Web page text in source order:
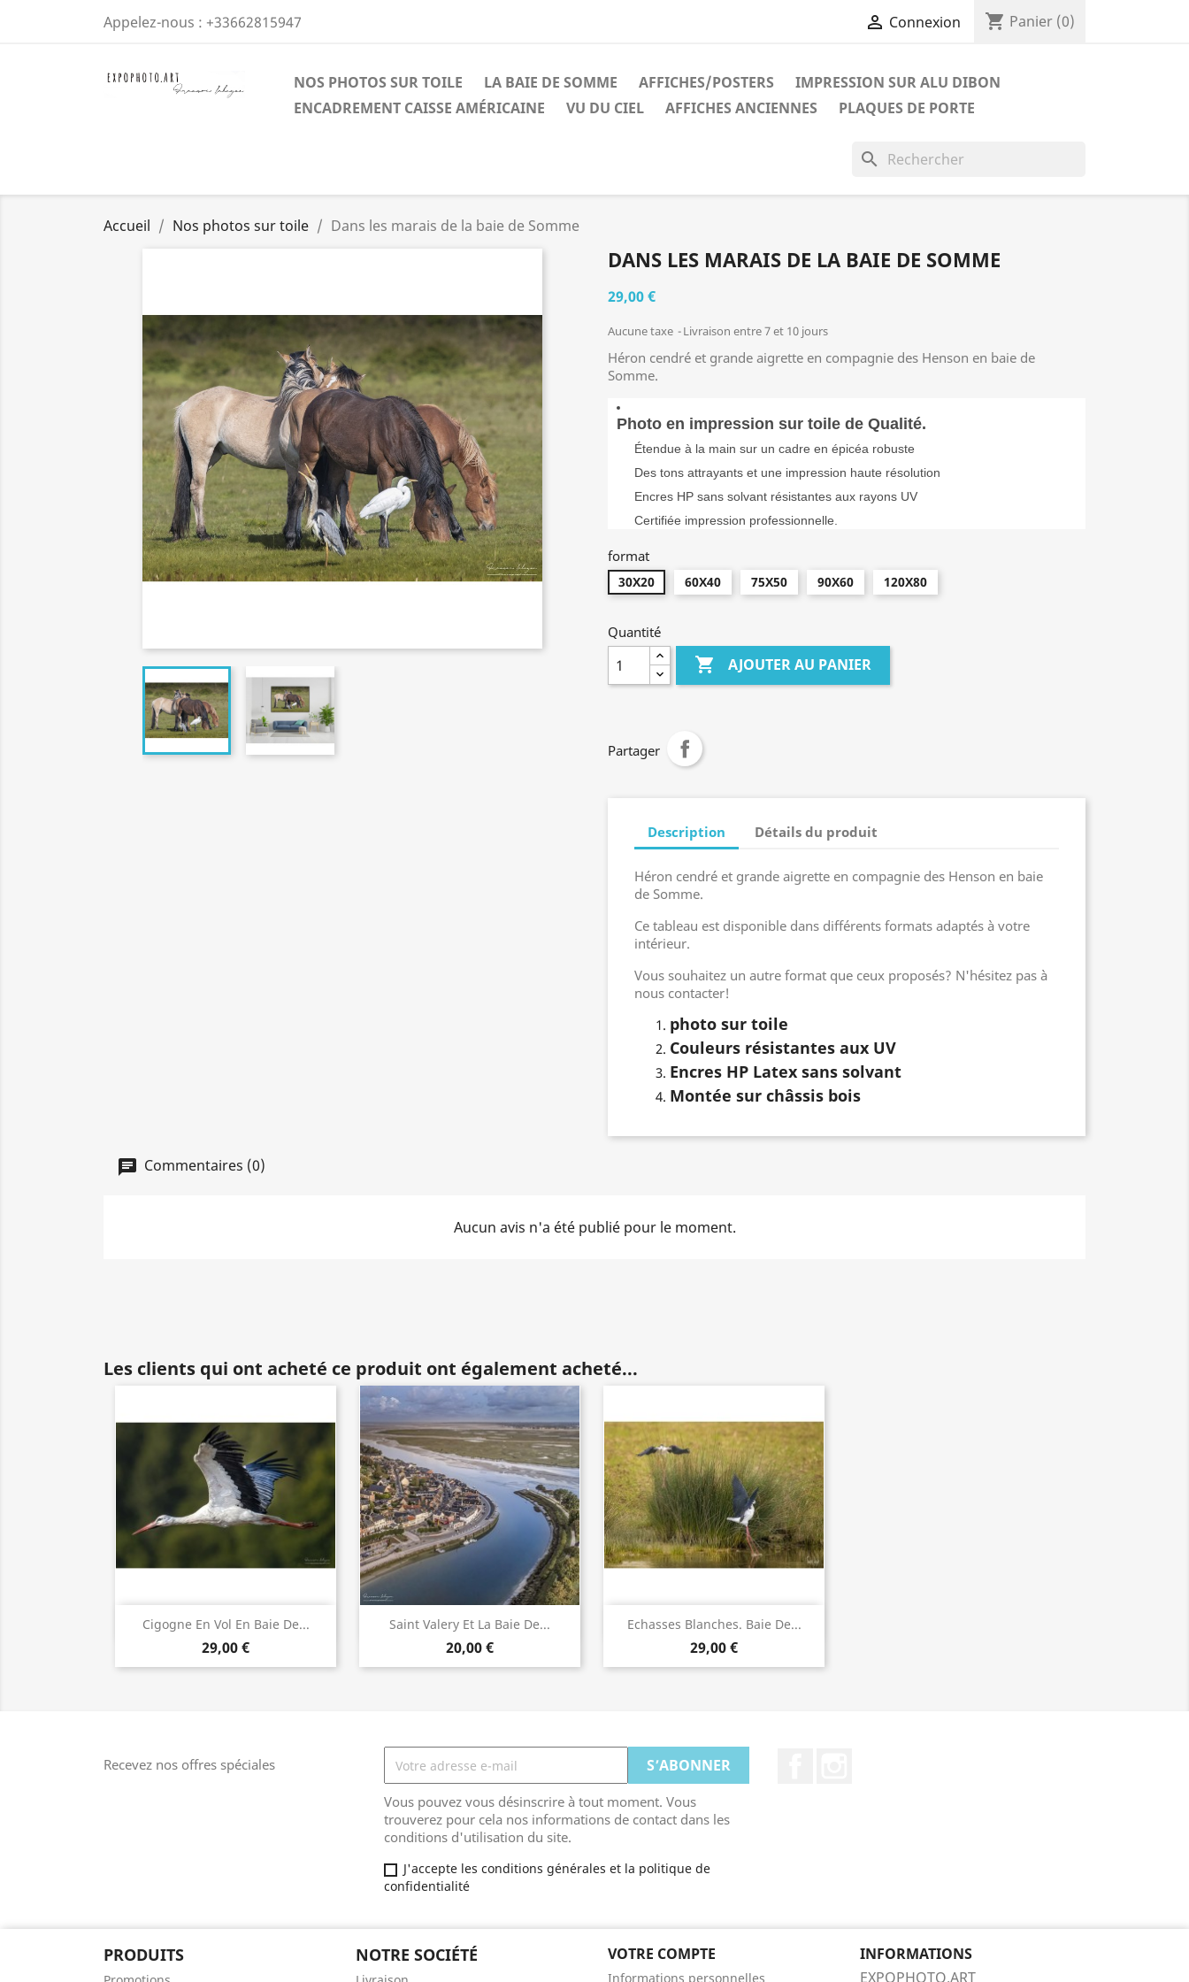
Appelez-nous : +33662815947  Connexion shopping_cart Panier (0)
NOS PHOTOS SUR TOILE LA BAIE DE SOMME AFFICHES/POSTERS
IMPRESSION SUR ALU DIBON
ENCADREMENT CAISSE AMÉRICAINE
VU DU CIEL AFFICHES ANCIENNES PLAQUES DE PORTE
search
Accueil Nos photos sur toile Dans les marais de la baie de Somme
DANS LES MARAIS DE LA BAIE DE SOMME
29,00 €
Aucune taxe Livraison entre 7 et 10 jours
Héron cendré et grande aigrette en compagnie des Henson en baie de
Somme.
Photo en impression sur toile de Qualité.
Étendue à la main sur un cadre en épicéa robuste
Des tons attrayants et une impression haute résolution
Encres HP sans solvant résistantes aux rayons UV
Certifiée impression professionnelle.
format
30X20 60X40 75X50 90X60 120X80
Quantité
 AJOUTER AU PANIER
Partager
Description Détails du produit
Héron cendré et grande aigrette en compagnie des Henson en baie
de Somme.
Ce tableau est disponible dans différents formats adaptés à votre
intérieur.
Vous souhaitez un autre format que ceux proposés? N'hésitez pas à
nous contacter!
photo sur toile
Couleurs résistantes aux UV
Encres HP Latex sans solvant
Montée sur châssis bois
Commentaires (0)
Aucun avis n'a été publié pour le moment.
Les clients qui ont acheté ce produit ont également acheté...
Cigogne En Vol En Baie De...
29,00 €
Aperçu rapide Saint Valery Et La Baie De...
20,00 €
Aperçu rapide Echasses Blanches. Baie De...
29,00 €
Aperçu rapide
Recevez nos offres spéciales
Vous pouvez vous désinscrire à tout moment. Vous
trouverez pour cela nos informations de contact dans les
conditions d'utilisation du site.
J'accepte les conditions générales et la politique de
confidentialité
PRODUITS NOTRE SOCIÉTÉ VOTRE COMPTE
Informations personnelles
INFORMATIONS
EXPOPHOTO.ART